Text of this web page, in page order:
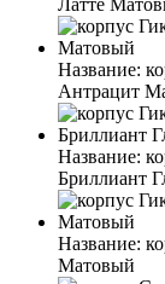
Латте
Название:
Антрацит
Название:
Бриллиант
Название:
Матовый